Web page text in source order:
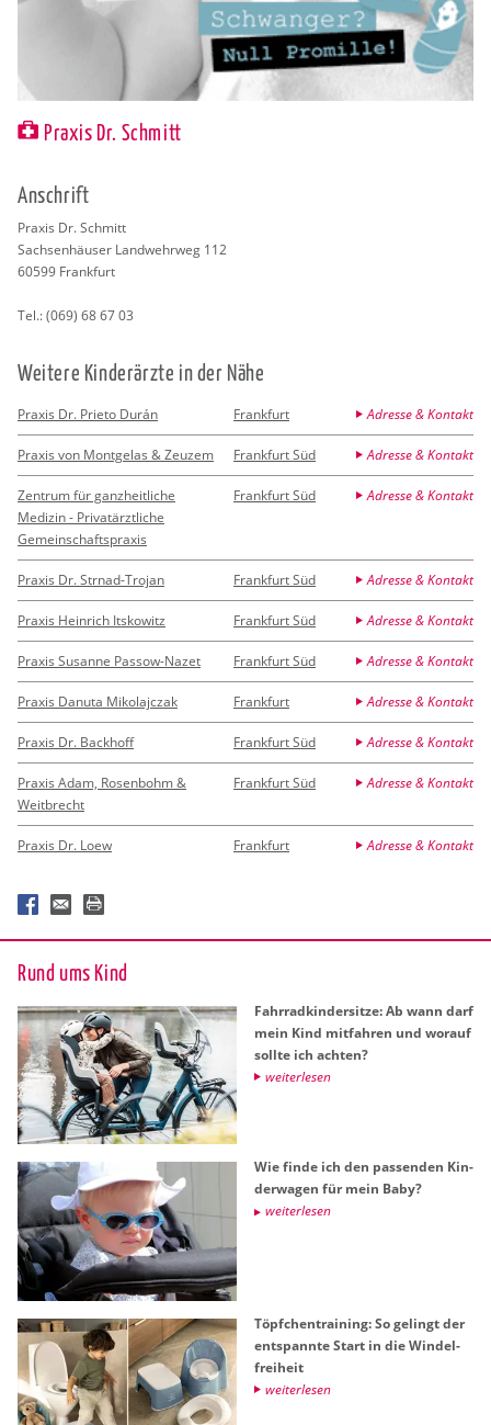
Praxis Dr. Schmitt
An­schrift
Pra­xis Dr. Schmitt
Sach­sen­häu­ser Land­wehr­weg 112
60599 Frank­furt
Tel.:(069) 68 67 03
Wei­te­re Kin­der­ärz­te in der Nähe
Praxis Dr. Prieto Durán Frankfurt Adresse & Kontakt
Praxis von Montgelas & Zeuzem Frankfurt Süd Adresse & Kontakt
Zentrum für ganzheitliche
Medizin - Privatärztliche
Gemeinschaftspraxis
Frankfurt Süd Adresse & Kontakt
Praxis Dr. Strnad-Trojan Frankfurt Süd Adresse & Kontakt
Praxis Heinrich Itskowitz Frankfurt Süd Adresse & Kontakt
Praxis Susanne Passow-Nazet Frankfurt Süd Adresse & Kontakt
Praxis Danuta Mikolajczak Frankfurt Adresse & Kontakt
Praxis Dr. Backhoff Frankfurt Süd Adresse & Kontakt
Praxis Adam, Rosenbohm &
Weitbrecht
Frankfurt Süd Adresse & Kontakt
Praxis Dr. Loew Frankfurt Adresse & Kontakt
Rund ums Kind
Fahr­rad­kin­der­sit­ze: Ab wann darf
mein Kind mit­fah­ren und wor­auf
soll­te ich ach­ten?
wei­ter­le­sen
Wie finde ich den pas­sen­den Kin­
der­wa­gen für mein Baby?
wei­ter­le­sen
Töpf­chen­trai­ning: So ge­lingt der
ent­spann­te Start in die Win­del­
frei­heit
wei­ter­le­sen